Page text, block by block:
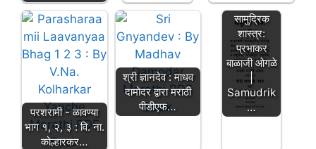
परशरामी - ळावण्या
भाग १, २, ३ : वि. ना.
कोल्हारकर…
श्री ज्ञानदेव : माधव
दामोदर द्वारा मराठी
पीडीएफ…
सामुद्रिक
शास्त्र:
प्रभाकर
बाळाजी ओगळे
|
Samudrik
…